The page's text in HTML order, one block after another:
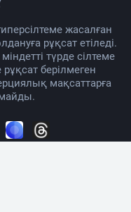
жасалған
рұқсат етіледі.
түрде сілтеме
берілмеген
мақсаттарға